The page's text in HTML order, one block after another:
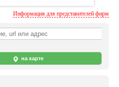
Информация для представителей фирм
на карте